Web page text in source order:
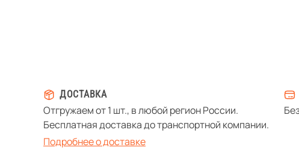
ДОСТАВКА
Отгружаем от 1 шт., в любой регион России.
Бесплатная доставка до транспортной компании.
Подробнее о доставке